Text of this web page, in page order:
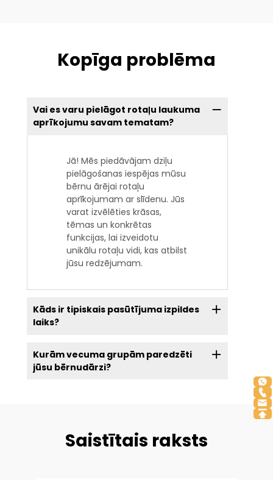
Kopīga problēma
Vai es varu pielāgot rotaļu laukuma
aprīkojumu savam tematam?
Jā! Mēs piedāvājam dziļu
pielāgošanas iespējas mūsu
bērnu ārējai rotaļu
aprīkojumam ar slīdenu. Jūs
varat izvēlēties krāsas,
tēmas un konkrētas
funkcijas, lai izveidotu
unikālu rotaļu vidi, kas atbilst
jūsu redzējumam.
Kāds ir tipiskais pasūtījuma izpildes
laiks?
Kurām vecuma grupām paredzēti
jūsu bērnudārzi?
Saistītais raksts